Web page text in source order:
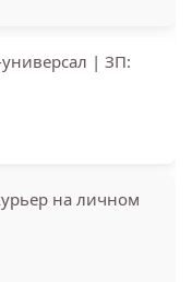
| ЗП:
на личном